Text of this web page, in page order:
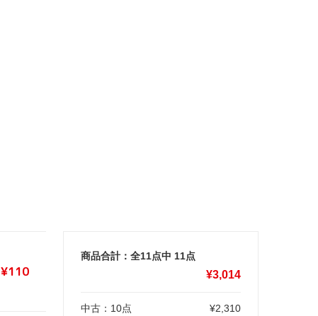
¥110
商品合計：全11点中 11点
¥3,014
中古： 10点 ¥2,310